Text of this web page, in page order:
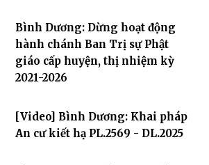
Bình Dương: Dừng hoạt động
hành chánh Ban Trị sự Phật
giáo cấp huyện, thị nhiệm kỳ
2021-2026
[Video] Bình Dương: Khai pháp
An cư kiết hạ PL.2569 - DL.2025